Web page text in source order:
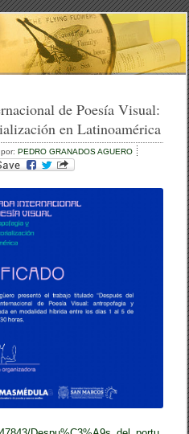
de Poesía Visual:
en Latinoamérica
por:PEDRO GRANADOS AGUERO